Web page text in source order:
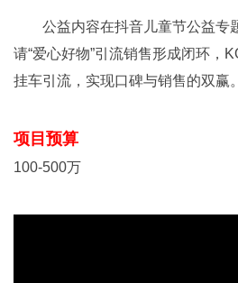
公益内容在抖音儿童节公益专
请“爱心好物”引流销售形成闭环，
挂车引流，实现口碑与销售的双赢。
项目预算
100-500万